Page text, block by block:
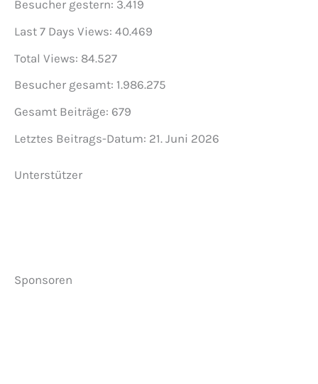
Besucher gestern: 3.419
Last 7 Days Views: 40.469
Total Views: 84.527
Besucher gesamt: 1.986.275
Gesamt Beiträge: 679
Letztes Beitrags-Datum: 21. Juni 2026
Unterstützer
Sponsoren